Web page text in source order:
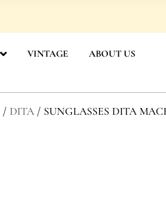
VINTAGE ABOUT US
/ DITA / SUNGLASSES DITA